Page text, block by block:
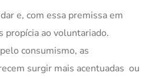
e, com essa premissa em
propícia ao voluntariado.
consumismo, as
surgir mais acentuadas ou